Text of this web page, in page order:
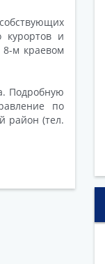
курортов и
8-м краевом
Подробную
по
район (тел.